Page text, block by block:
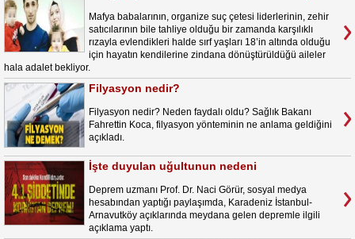
Mafya babalarının, organize suç çetesi liderlerinin, zehir
satıcılarının bile tahliye olduğu bir zamanda karşılıklı
rızayla evlendikleri halde sırf yaşları 18’in altında olduğu
için hayatın kendilerine zindana dönüştürüldüğü aileler
hala adalet bekliyor.
Filyasyon nedir?
Filyasyon nedir? Neden faydalı oldu? Sağlık Bakanı
Fahrettin Koca, filyasyon yönteminin ne anlama geldiğini
açıkladı.
İşte duyulan uğultunun nedeni
Deprem uzmanı Prof. Dr. Naci Görür, sosyal medya
hesabından yaptığı paylaşımda, Karadeniz İstanbul-
Arnavutköy açıklarında meydana gelen depremle ilgili
açıklama yaptı.